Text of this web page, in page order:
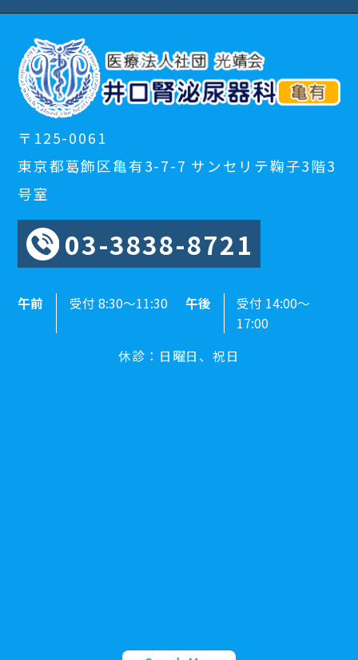
〒125-0061
東京都葛飾区亀有3-7-7 サンセリテ鞠子3階3
号室
03-3838-8721
午前 受付 8:30～11:30 午後
受付 14:00～
17:00
休診：日曜日、祝日